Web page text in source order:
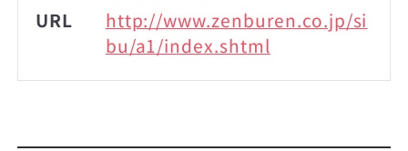
URL
http://www.zenburen.co.jp/si
bu/a1/index.shtml